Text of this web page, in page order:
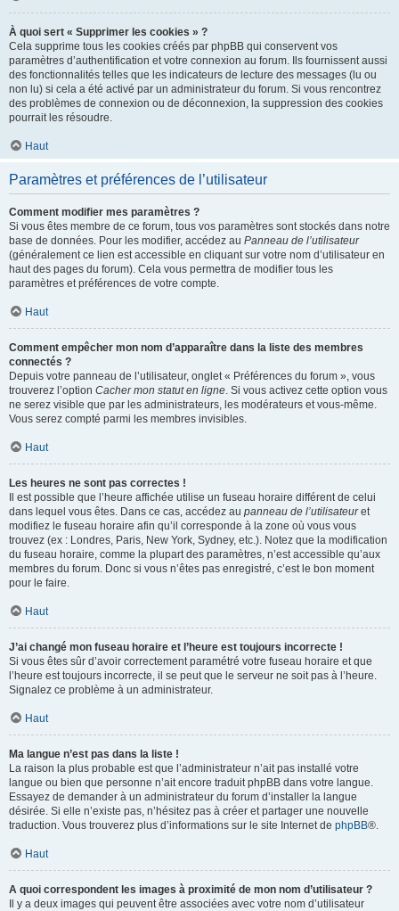
À quoi sert « Supprimer les cookies » ?
Cela supprime tous les cookies créés par phpBB qui conservent vos
paramètres d’authentification et votre connexion au forum. Ils fournissent aussi
des fonctionnalités telles que les indicateurs de lecture des messages (lu ou
non lu) si cela a été activé par un administrateur du forum. Si vous rencontrez
des problèmes de connexion ou de déconnexion, la suppression des cookies
pourrait les résoudre.
Haut
Paramètres et préférences de l’utilisateur
Comment modifier mes paramètres ?
Si vous êtes membre de ce forum, tous vos paramètres sont stockés dans notre
base de données. Pour les modifier, accédez au Panneau de l’utilisateur
(généralement ce lien est accessible en cliquant sur votre nom d’utilisateur en
haut des pages du forum). Cela vous permettra de modifier tous les
paramètres et préférences de votre compte.
Haut
Comment empêcher mon nom d’apparaître dans la liste des membres
connectés ?
Depuis votre panneau de l’utilisateur, onglet « Préférences du forum », vous
trouverez l’option Cacher mon statut en ligne. Si vous activez cette option vous
ne serez visible que par les administrateurs, les modérateurs et vous-même.
Vous serez compté parmi les membres invisibles.
Haut
Les heures ne sont pas correctes !
Il est possible que l’heure affichée utilise un fuseau horaire différent de celui
dans lequel vous êtes. Dans ce cas, accédez au panneau de l’utilisateuret
modifiez le fuseau horaire afin qu’il corresponde à la zone où vous vous
trouvez (ex : Londres, Paris, New York, Sydney, etc.). Notez que la modification
du fuseau horaire, comme la plupart des paramètres, n’est accessible qu’aux
membres du forum. Donc si vous n’êtes pas enregistré, c’est le bon moment
pour le faire.
Haut
J’ai changé mon fuseau horaire et l’heure est toujours incorrecte !
Si vous êtes sûr d’avoir correctement paramétré votre fuseau horaire et que
l’heure est toujours incorrecte, il se peut que le serveur ne soit pas à l’heure.
Signalez ce problème à un administrateur.
Haut
Ma langue n’est pas dans la liste !
La raison la plus probable est que l’administrateur n’ait pas installé votre
langue ou bien que personne n’ait encore traduit phpBB dans votre langue.
Essayez de demander à un administrateur du forum d’installer la langue
désirée. Si elle n’existe pas, n’hésitez pas à créer et partager une nouvelle
traduction. Vous trouverez plus d’informations sur le site Internet de phpBB®.
Haut
A quoi correspondent les images à proximité de mon nom d’utilisateur ?
Il y a deux images qui peuvent être associées avec votre nom d’utilisateur